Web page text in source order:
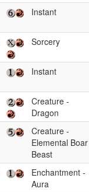
Instant
Sorcery
Instant
Creature -
Dragon
Creature -
Elemental Boar
Beast
Enchantment -
Aura